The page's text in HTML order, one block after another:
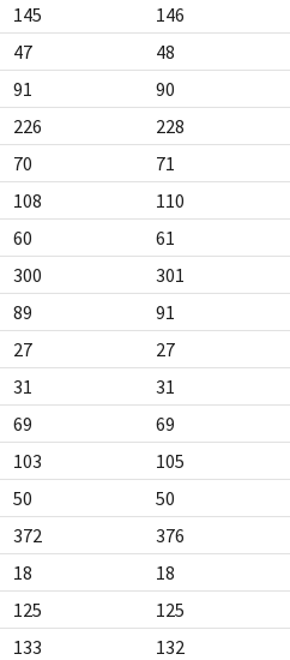
145 146
47 48
91 90
226 228
70 71
108 110
60 61
300 301
89 91
27 27
31 31
69 69
103 105
50 50
372 376
18 18
125 125
133 132